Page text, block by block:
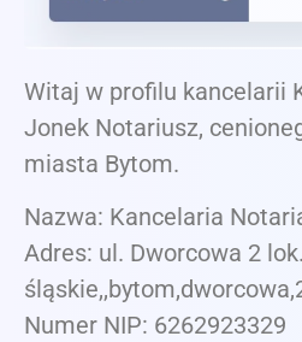
Witaj w profilu kancelarii
Jonek Notariusz,
miasta Bytom.
Nazwa: Kancelaria
Adres: ul. Dworcowa 2
Numer NIP: 6262923329